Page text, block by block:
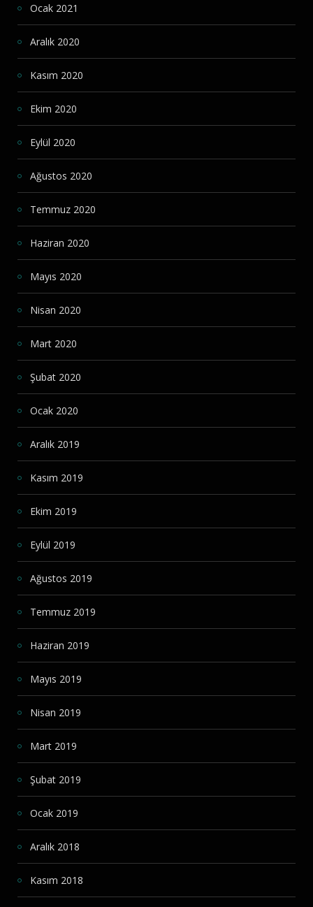
Ocak 2021
Aralık 2020
Kasım 2020
Ekim 2020
Eylül 2020
Ağustos 2020
Temmuz 2020
Haziran 2020
Mayıs 2020
Nisan 2020
Mart 2020
Şubat 2020
Ocak 2020
Aralık 2019
Kasım 2019
Ekim 2019
Eylül 2019
Ağustos 2019
Temmuz 2019
Haziran 2019
Mayıs 2019
Nisan 2019
Mart 2019
Şubat 2019
Ocak 2019
Aralık 2018
Kasım 2018